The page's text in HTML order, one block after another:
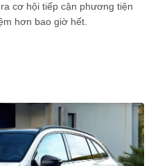
cơ hội tiếp cận phương tiện
hơn bao giờ hết.